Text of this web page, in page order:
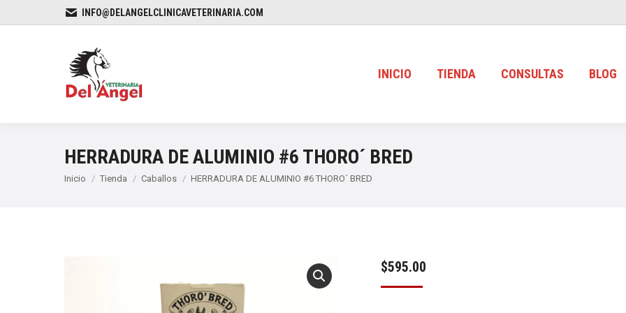
INFO@DELANGELCLINICAVETERINARIA.COM
INICIO TIENDA CONSULTAS BLOG
HERRADURA DE ALUMINIO #6 THORO´ BRED
Estás aquí:
Inicio Tienda Caballos HERRADURA DE ALUMINIO #6 THORO´ BRED
$595.00